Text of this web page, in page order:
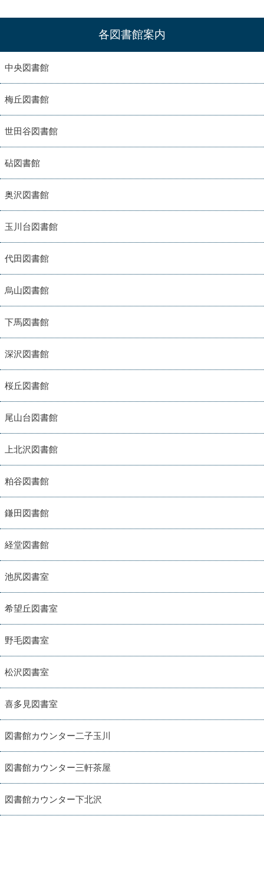
各図書館案内
中央図書館
梅丘図書館
世田谷図書館
砧図書館
奥沢図書館
玉川台図書館
代田図書館
烏山図書館
下馬図書館
深沢図書館
桜丘図書館
尾山台図書館
上北沢図書館
粕谷図書館
鎌田図書館
経堂図書館
池尻図書室
希望丘図書室
野毛図書室
松沢図書室
喜多見図書室
図書館カウンター二子玉川
図書館カウンター三軒茶屋
図書館カウンター下北沢